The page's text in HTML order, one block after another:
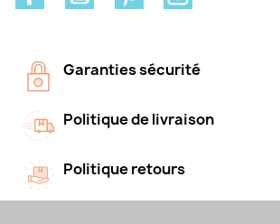
Garanties sécurité
Politique de livraison
Politique retours